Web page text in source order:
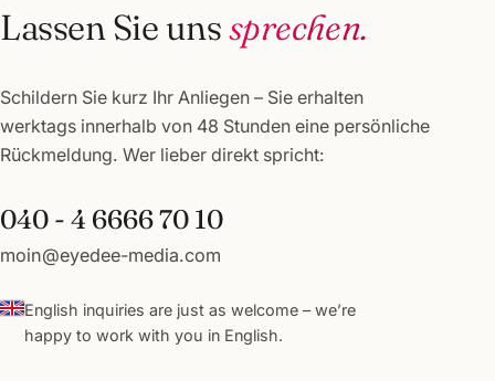
Lassen Sie unssprechen.
Schildern Sie kurz Ihr Anliegen – Sie erhalten
werktags innerhalb von 48 Stunden eine persönliche
Rückmeldung. Wer lieber direkt spricht:
040 - 4 6666 70 10
moin@eyedee-media.com
English inquiries are just as welcome – we’re
happy to work with you in English.